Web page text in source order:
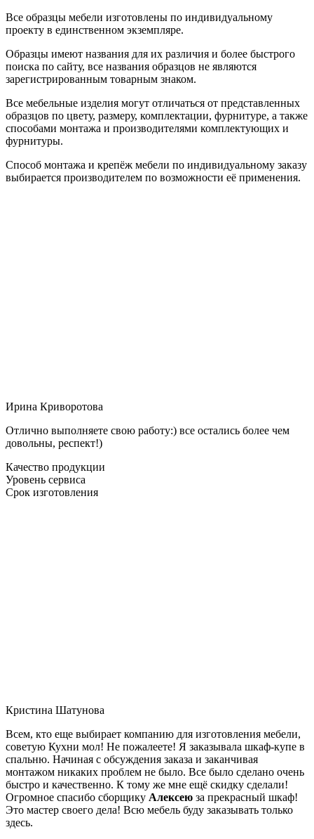
Все образцы мебели изготовлены по индивидуальному
проекту в единственном экземпляре.
Образцы имеют названия для их различия и более быстрого
поиска по сайту, все названия образцов не являются
зарегистрированным товарным знаком.
Все мебельные изделия могут отличаться от представленных
образцов по цвету, размеру, комплектации, фурнитуре, а также
способами монтажа и производителями комплектующих и
фурнитуры.
Способ монтажа и крепёж мебели по индивидуальному заказу
выбирается производителем по возможности её применения.
Ирина Криворотова
Отлично выполняете свою работу:) все остались более чем
довольны, респект!)
Качество продукции
Уровень сервиса
Срок изготовления
Кристина Шатунова
Всем, кто еще выбирает компанию для изготовления мебели,
советую Кухни мол! Не пожалеете! Я заказывала шкаф-купе в
спальню. Начиная с обсуждения заказа и заканчивая
монтажом никаких проблем не было. Все было сделано очень
быстро и качественно. К тому же мне ещё скидку сделали!
Огромное спасибо сборщику Алексею за прекрасный шкаф!
Это мастер своего дела! Всю мебель буду заказывать только
здесь.